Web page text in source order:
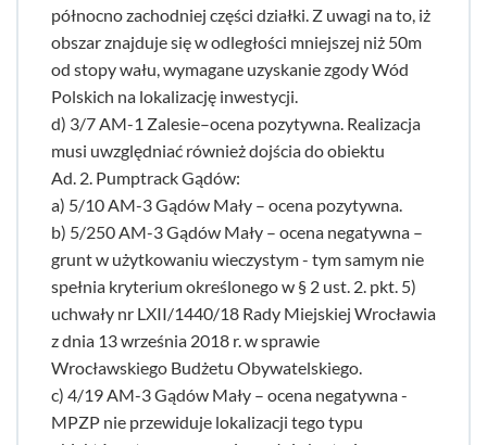
północno zachodniej części działki. Z uwagi na to, iż
obszar znajduje się w odległości mniejszej niż 50m
od stopy wału, wymagane uzyskanie zgody Wód
Polskich na lokalizację inwestycji.
d) 3/7 AM-1 Zalesie–ocena pozytywna. Realizacja
musi uwzględniać również dojścia do obiektu
Ad. 2. Pumptrack Gądów:
a) 5/10 AM-3 Gądów Mały – ocena pozytywna.
b) 5/250 AM-3 Gądów Mały – ocena negatywna –
grunt w użytkowaniu wieczystym - tym samym nie
spełnia kryterium określonego w § 2 ust. 2. pkt. 5)
uchwały nr LXII/1440/18 Rady Miejskiej Wrocławia
z dnia 13 września 2018 r. w sprawie
Wrocławskiego Budżetu Obywatelskiego.
c) 4/19 AM-3 Gądów Mały – ocena negatywna -
MPZP nie przewiduje lokalizacji tego typu